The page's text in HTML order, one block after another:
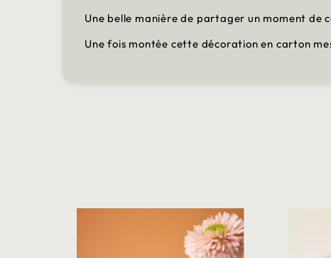
Une belle manière de partager un moment de
Une fois montée cette décoration en carton